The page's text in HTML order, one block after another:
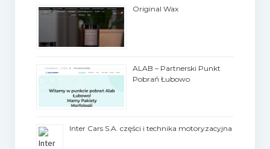
Original Wax
ALAB – Partnerski Punkt
Pobrań Łubowo
Inter Cars S.A. części i technika motoryzacyjna